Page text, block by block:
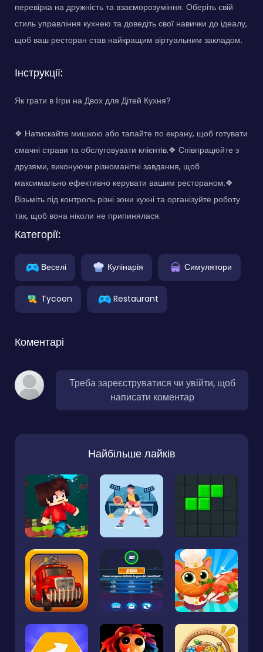
перевірка на дружність та взаєморозуміння. Оберіть свій
стиль управління кухнею та доведіть свої навички до ідеалу,
щоб ваш ресторан став найкращим віртуальним закладом.
Інструкції:
Як грати в Ігри на Двох для Дітей Кухня?
❖ Натискайте мишкою або тапайте по екрану, щоб готувати
смачні страви та обслуговувати клієнтів.❖ Співпрацюйте з
друзями, виконуючи різноманітні завдання, щоб
максимально ефективно керувати вашим рестораном.❖
Візьміть під контроль різні зони кухні та організуйте роботу
так, щоб вона ніколи не припинялася.
Категорії:
Веселі Кулінарія Симулятори
Tycoon Restaurant
Коментарі
Треба зареєструватися чи увійти, щоб
написати коментар
Найбільше лайків